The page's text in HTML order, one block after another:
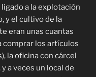
a la explotación
y el cultivo de la
eran unas cuantas
comprar los artículos
la oficina con cárcel
a veces un local de